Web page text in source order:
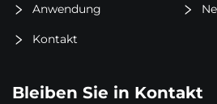
Anwendung
Kontakt
Bleiben Sie in Kontakt